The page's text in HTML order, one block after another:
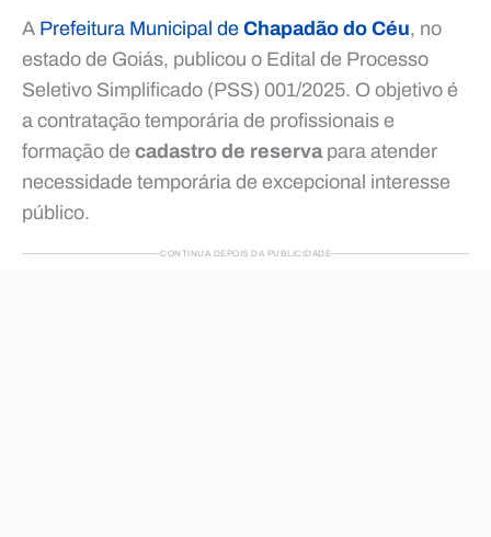
A Prefeitura Municipal de Chapadão do Céu, no
estado de Goiás, publicou o Edital de Processo
Seletivo Simplificado (PSS) 001/2025. O objetivo é
a contratação temporária de profissionais e
formação de cadastro de reservapara atender
necessidade temporária de excepcional interesse
público.
CONTINUA DEPOIS DA PUBLICIDADE